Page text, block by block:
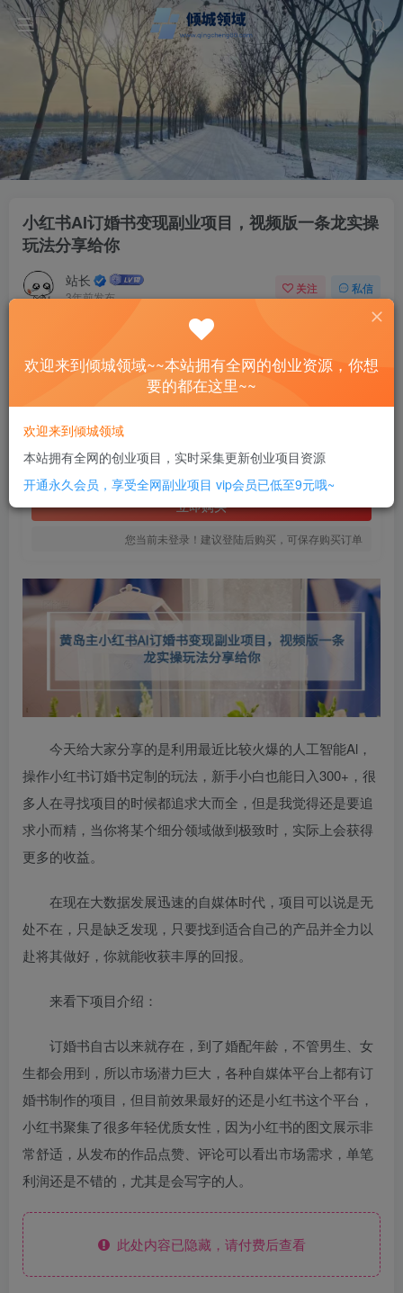
小红书AI订婚书变现副业项目，视频版一条龙实操
玩法分享给你
站长
3年前发布
关注 私信
小红书AI订婚书变现副业项目，视频版一条龙实操玩法分享给你
此内容为付费资源，请付费后查看
SVIP全站会员 免费
立即购买
您当前未登录！建议登陆后购买，可保存购买订单
今天给大家分享的是利用最近比较火爆的人工智能Al，
操作小红书订婚书定制的玩法，新手小白也能日入300+，很
多人在寻找项目的时候都追求大而全，但是我觉得还是要追
求小而精，当你将某个细分领域做到极致时，实际上会获得
更多的收益。
在现在大数据发展迅速的自媒体时代，项目可以说是无
处不在，只是缺乏发现，只要找到适合自己的产品并全力以
赴将其做好，你就能收获丰厚的回报。
来看下项目介绍：
订婚书自古以来就存在，到了婚配年龄，不管男生、女
生都会用到，所以市场潜力巨大，各种自媒体平台上都有订
婚书制作的项目，但目前效果最好的还是小红书这个平台，
小红书聚集了很多年轻优质女性，因为小红书的图文展示非
常舒适，从发布的作品点赞、评论可以看出市场需求，单笔
利润还是不错的，尤其是会写字的人。
此处内容已隐藏，请付费后查看
欢迎来到倾城领域~~本站拥有全网的创业资源，你想
要的都在这里~~
欢迎来到倾城领域
本站拥有全网的创业项目，实时采集更新创业项目资源
开通永久会员，享受全网副业项目 vip会员已低至9元哦~